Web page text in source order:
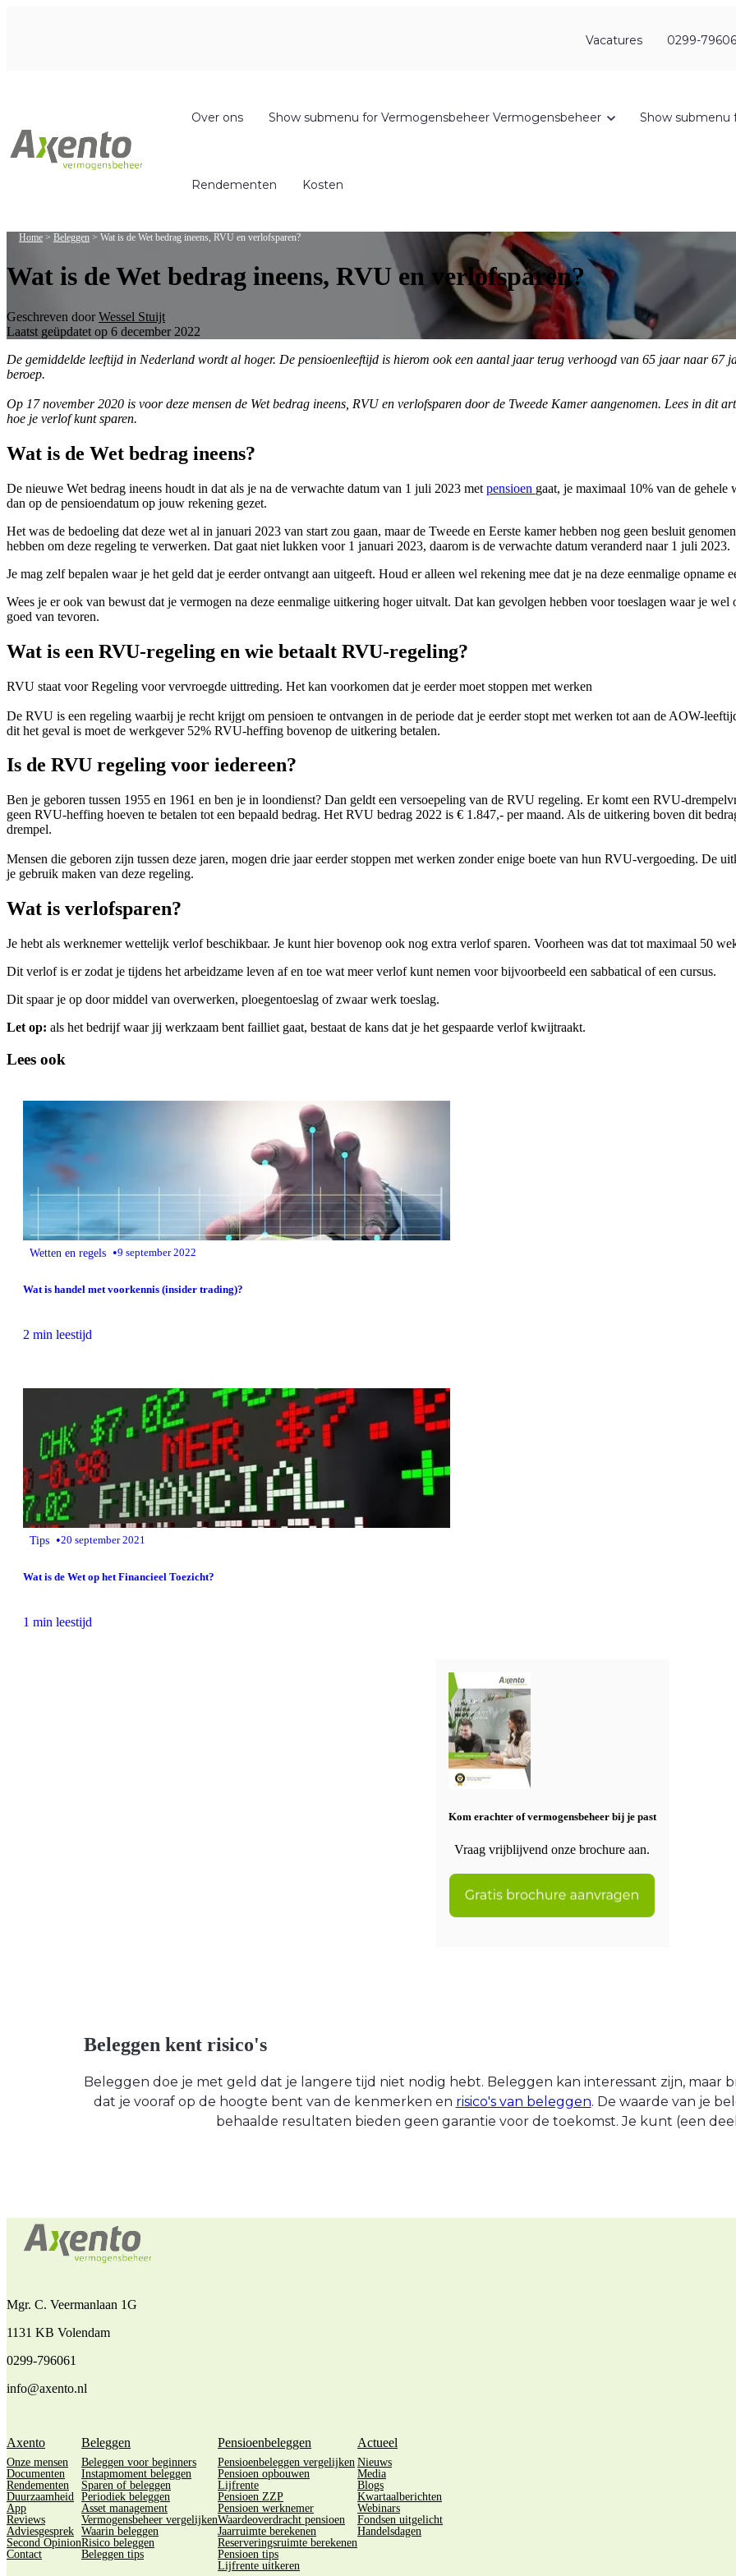
Vacatures 0299-
Over ons Show submenu for Vermogensbeheer Vermogensbeheer Show submenu
Rendementen Kosten
Home > Beleggen > Wat is de Wet bedrag ineens, RVU en verlofsparen?
Wat is de Wet bedrag ineens, RVU en verlofsparen?
Geschreven doorWessel Stuijt
Laatst geüpdatet op 6 december 2022
De gemiddelde leeftijd in Nederland wordt al hoger. De pensioenleeftijd is hierom ook een aantal jaar terug verhoogd van 65 jaar naar 67
beroep.
Op 17 november 2020 is voor deze mensen de Wet bedrag ineens, RVU en verlofsparen door de Tweede Kamer aangenomen. Lees in dit
hoe je verlof kunt sparen.
Wat is de Wet bedrag ineens?
De nieuwe Wet bedrag ineens houdt in dat als je na de verwachte datum van 1 juli 2023 met pensioen gaat, je maximaal 10% van de
dan op de pensioendatum op jouw rekening gezet.
Het was de bedoeling dat deze wet al in januari 2023 van start zou gaan, maar de Tweede en Eerste kamer hebben nog geen besluit
hebben om deze regeling te verwerken. Dat gaat niet lukken voor 1 januari 2023, daarom is de verwachte datum veranderd naar 1 juli 2023.
Je mag zelf bepalen waar je het geld dat je eerder ontvangt aan uitgeeft. Houd er alleen wel rekening mee dat je na deze eenmalige opname
Wees je er ook van bewust dat je vermogen na deze eenmalige uitkering hoger uitvalt. Dat kan gevolgen hebben voor toeslagen waar je wel
goed van tevoren.
Wat is een RVU-regeling en wie betaalt RVU-regeling?
RVU staat voor Regeling voor vervroegde uittreding. Het kan voorkomen dat je eerder moet stoppen met werken
De RVU is een regeling waarbij je recht krijgt om pensioen te ontvangen in de periode dat je eerder stopt met werken tot aan de AOW-
dit het geval is moet de werkgever 52% RVU-heffing bovenop de uitkering betalen.
Is de RVU regeling voor iedereen?
Ben je geboren tussen 1955 en 1961 en ben je in loondienst? Dan geldt een versoepeling van de RVU regeling. Er komt een RVU-
geen RVU-heffing hoeven te betalen tot een bepaald bedrag. Het RVU bedrag 2022 is € 1.847,- per maand. Als de uitkering boven dit
drempel.
Mensen die geboren zijn tussen deze jaren, mogen drie jaar eerder stoppen met werken zonder enige boete van hun RVU-vergoeding. De
je gebruik maken van deze regeling.
Wat is verlofsparen?
Je hebt als werknemer wettelijk verlof beschikbaar. Je kunt hier bovenop ook nog extra verlof sparen. Voorheen was dat tot maximaal 50
Dit verlof is er zodat je tijdens het arbeidzame leven af en toe wat meer verlof kunt nemen voor bijvoorbeeld een sabbatical of een cursus.
Dit spaar je op door middel van overwerken, ploegentoeslag of zwaar werk toeslag.
Let op: als het bedrijf waar jij werkzaam bent failliet gaat, bestaat de kans dat je het gespaarde verlof kwijtraakt.
Lees ook
Wetten en regels •9 september 2022
Wat is handel met voorkennis (insider trading)?
2 min leestijd
Tips •20 september 2021
Wat is de Wet op het Financieel Toezicht?
1 min leestijd
Kom erachter of vermogensbeheer bij je past
Vraag vrijblijvend onze brochure aan.
Beleggen kent risico's
Beleggen doe je met geld dat je langere tijd niet nodig hebt. Beleggen kan interessant zijn, maar
dat je vooraf op de hoogte bent van de kenmerken en risico's van beleggen. De waarde van je
behaalde resultaten bieden geen garantie voor de toekomst. Je kunt (een
Mgr. C. Veermanlaan 1G
1131 KB Volendam
0299-796061
info@axento.nl
Axento
Onze mensen
Documenten
Rendementen
Duurzaamheid
App
Reviews
Adviesgesprek
Second Opinion
Contact
Beleggen
Beleggen voor beginners
Instapmoment beleggen
Sparen of beleggen
Periodiek beleggen
Asset management
Vermogensbeheer vergelijken
Waarin beleggen
Risico beleggen
Beleggen tips
Pensioenbeleggen
Pensioenbeleggen vergelijken
Pensioen opbouwen
Lijfrente
Pensioen ZZP
Pensioen werknemer
Waardeoverdracht pensioen
Jaarruimte berekenen
Reserveringsruimte berekenen
Pensioen tips
Lijfrente uitkeren
Actueel
Nieuws
Media
Blogs
Kwartaalberichten
Webinars
Fondsen uitgelicht
Handelsdagen